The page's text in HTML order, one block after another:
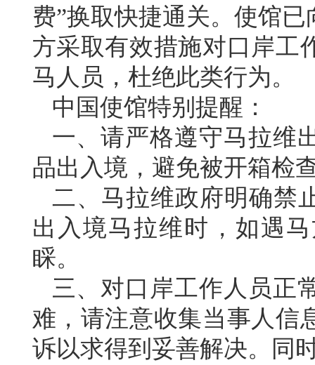
费”换取快捷通关。使馆
方采取有效措施对口岸工
马人员，杜绝此类行为。
中国使馆特别提醒：
一、请严格遵守马拉维
品出入境，避免被开箱检
二、马拉维政府明确禁
出入境马拉维时，如遇
睬。
三、对口岸工作人员正
难，请注意收集当事人信
诉以求得到妥善解决。同